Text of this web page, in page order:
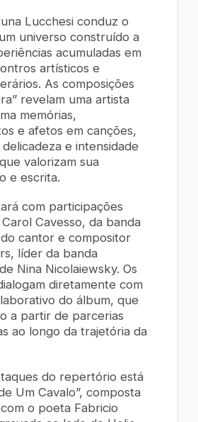
Lucchesi conduz o
universo construído a
acumuladas em
artísticos e
As composições
revelam uma artista
memórias,
e afetos em canções,
e intensidade
valorizam sua
e escrita.
com participações
Cavesso, da banda
cantor e compositor
líder da banda
Nina Nicolaiewsky. Os
diretamente com
do álbum, que
a partir de parcerias
ao longo da trajetória da
do repertório está
Um Cavalo”, composta
o poeta Fabricio